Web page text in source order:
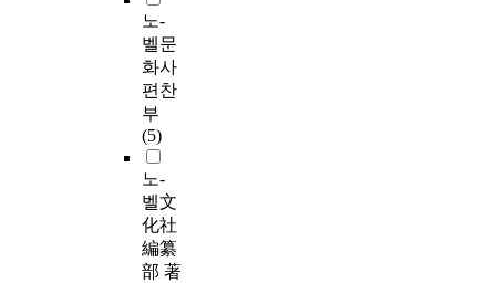
노-
벨문
화사
편찬
부
(5)
노-
벨文
化社
編纂
部 著